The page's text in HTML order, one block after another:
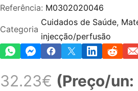
Referência: M0302020046
Categoria
Cuidados de Saúde,
injecção/perfusão
32.23€ (Preço/